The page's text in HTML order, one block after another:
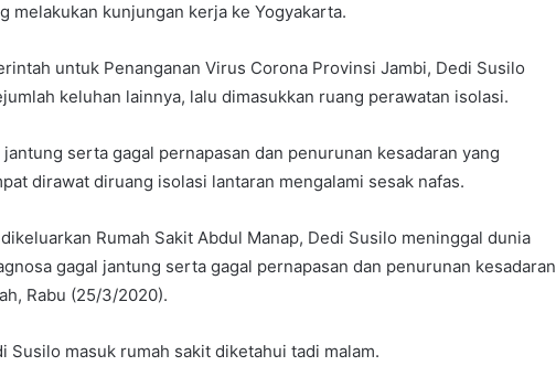
melakukan kunjungan kerja ke Yogyakarta.
untuk Penanganan Virus Corona Provinsi Jambi, Dedi Susilo
keluhan lainnya, lalu dimasukkan ruang perawatan isolasi.
serta gagal pernapasan dan penurunan kesadaran yang
dirawat diruang isolasi lantaran mengalami sesak nafas.
Rumah Sakit Abdul Manap, Dedi Susilo meninggal dunia
gagal jantung serta gagal pernapasan dan penurunan kesadaran
Rabu (25/3/2020).
Susilo masuk rumah sakit diketahui tadi malam.